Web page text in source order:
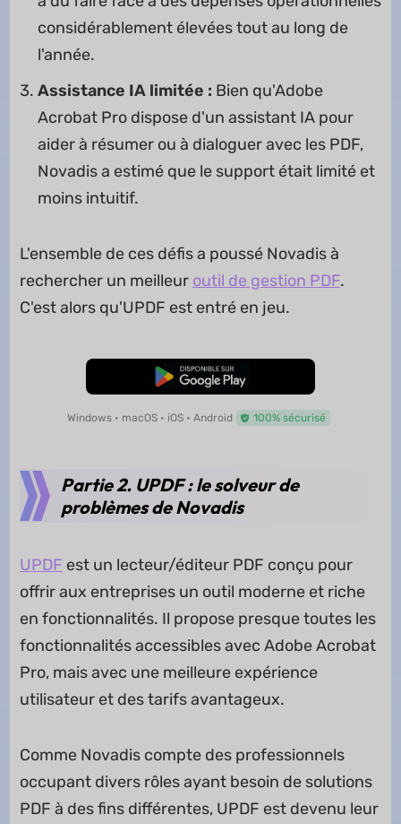
considérablement élevées tout au long de
l'année.
Assistance IA limitée : Bien qu'Adobe
Acrobat Pro dispose d'un assistant IA pour
aider à résumer ou à dialoguer avec les PDF,
Novadis a estimé que le support était limité et
moins intuitif.
L'ensemble de ces défis a poussé Novadis à
rechercher un meilleur outil de gestion PDF.
C'est alors qu'UPDF est entré en jeu.
TÉLÉCHARGER
Windows • macOS • iOS • Android 100% sécurisé
Partie 2. UPDF : le solveur de
problèmes de Novadis
UPDF est un lecteur/éditeur PDF conçu pour
offrir aux entreprises un outil moderne et riche
en fonctionnalités. Il propose presque toutes les
fonctionnalités accessibles avec Adobe Acrobat
Pro, mais avec une meilleure expérience
utilisateur et des tarifs avantageux.
Comme Novadis compte des professionnels
occupant divers rôles ayant besoin de solutions
PDF à des fins différentes, UPDF est devenu leur